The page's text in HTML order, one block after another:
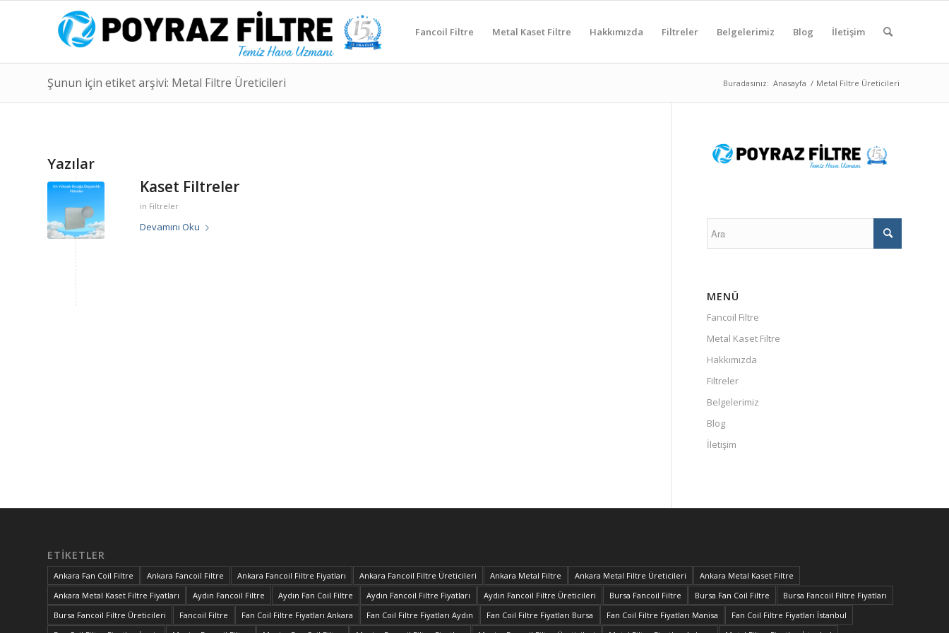
Fancoil Filtre Metal Kaset Filtre Hakkımızda Filtreler Belgelerimiz Blog İletişim
Şunun için etiket arşivi: Metal Filtre Üreticileri Buradasınız: Anasayfa / Metal Filtre Üreticileri
Yazılar
Kaset Filtreler
in Filtreler
Devamını Oku
MENÜ
Fancoil Filtre
Metal Kaset Filtre
Hakkımızda
Filtreler
Belgelerimiz
Blog
İletişim
ETIKETLER
Ankara Fan Coil Filtre Ankara Fancoil Filtre Ankara Fancoil Filtre Fiyatları Ankara Fancoil Filtre Üreticileri Ankara Metal Filtre Ankara Metal Filtre Üreticileri
Ankara Metal Kaset Filtre
Ankara Metal Kaset Filtre Fiyatları
Aydın Fancoil Filtre Aydın Fan Coil Filtre Aydın Fancoil Filtre Fiyatları Aydın Fancoil Filtre Üreticileri Bursa Fancoil Filtre Bursa Fan Coil Filtre
Bursa Fancoil Filtre Fiyatları
Bursa Fancoil Filtre Üreticileri
Fancoil Filtre Fan Coil Filtre Fiyatları Ankara Fan Coil Filtre Fiyatları Aydın Fan Coil Filtre Fiyatları Bursa Fan Coil Filtre Fiyatları Manisa
Fan Coil Filtre Fiyatları İstanbul